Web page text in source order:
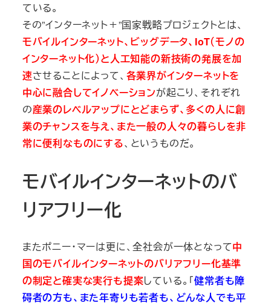
ている。
その”インターネット＋”国家戦略プロジェクトとは、
モバイルインターネット、ビッグデータ、IoT（モノの
インターネット化）と人工知能の新技術の発展を加
速させることによって、 各業界がインターネットを
中心に融合してイノベーションが起こり、それぞれ
の産業のレベルアップにとどまらず、多くの人に創
業のチャンスを与え、また一般の人々の暮らしを非
常に便利なものにする、というものだ。
モバイルインターネットのバ
リアフリー化
またポニー・マーは更に、全社会が一体となって中
国のモバイルインターネットのバリアフリー化基準
の制定と確実な実行も提案している。「健常者も障
碍者の方も、また年寄りも若者も、どんな人でも平